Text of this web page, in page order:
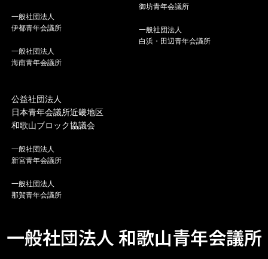
一般社団法人
伊都青年会議所
一般社団法人
海南青年会議所
御坊青年会議所
一般社団法人
白浜・田辺青年会議所
公益社団法人
日本青年会議所近畿地区
和歌山ブロック協議会
一般社団法人
新宮青年会議所
一般社団法人
那賀青年会議所
一般社団法人 和歌山青年会議所